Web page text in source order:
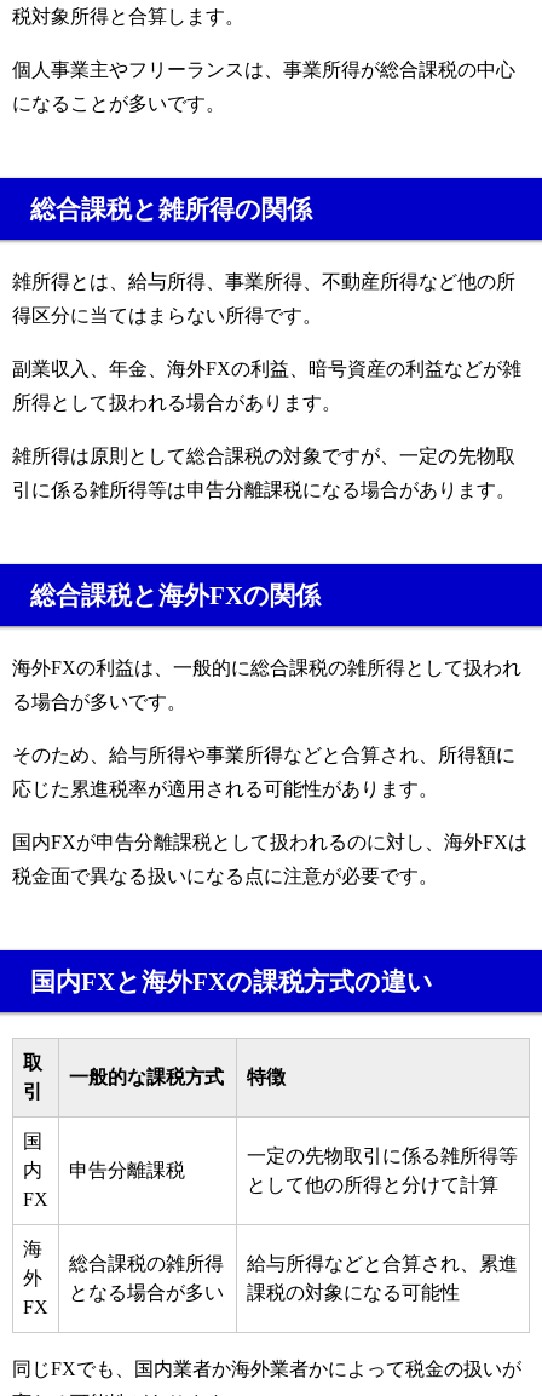
税対象所得と合算します。
個人事業主やフリーランスは、事業所得が総合課税の中心
になることが多いです。
総合課税と雑所得の関係
雑所得とは、給与所得、事業所得、不動産所得など他の所
得区分に当てはまらない所得です。
副業収入、年金、海外FXの利益、暗号資産の利益などが雑
所得として扱われる場合があります。
雑所得は原則として総合課税の対象ですが、一定の先物取
引に係る雑所得等は申告分離課税になる場合があります。
総合課税と海外FXの関係
海外FXの利益は、一般的に総合課税の雑所得として扱われ
る場合が多いです。
そのため、給与所得や事業所得などと合算され、所得額に
応じた累進税率が適用される可能性があります。
国内FXが申告分離課税として扱われるのに対し、海外FXは
税金面で異なる扱いになる点に注意が必要です。
国内FXと海外FXの課税方式の違い
取
引
一般的な課税方式 特徴
国
内
FX
申告分離課税
一定の先物取引に係る雑所得等
として他の所得と分けて計算
海
外
FX
総合課税の雑所得
となる場合が多い
給与所得などと合算され、累進
課税の対象になる可能性
同じFXでも、国内業者か海外業者かによって税金の扱いが